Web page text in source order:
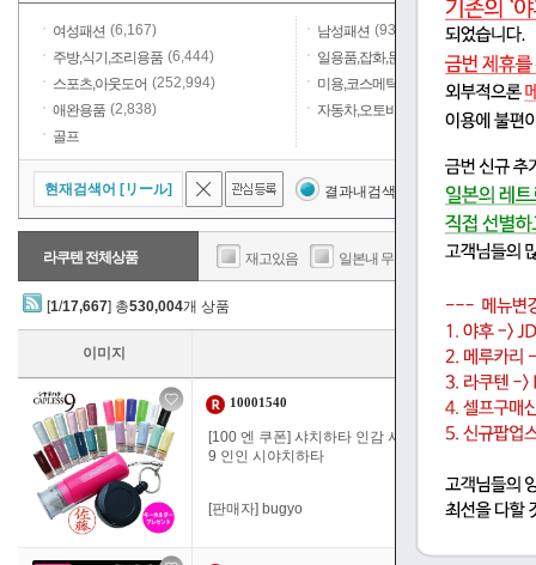
여성패션 (6,167) 남성패션 (937)
주방,식기,조리용품 (6,444) 일용품,잡화,문구
(33,093)
스포츠,아웃도어 (252,994) 미용,코스메틱,향수
(1,602)
애완용품 (2,838) 자동차,오토바이
(385)
골프
현재검색어 [リール] 결과내검색 검색어제외
라쿠텐 전체상품 재고있음 일본내 무료배송 판매가
[1/17,667] 총530,004개 상품
이미지
10001540
[100 엔 쿠폰] 샤치하타 인감 샤치하타 캡리스 9
9 인인 시야치하타
[판매자] bugyo